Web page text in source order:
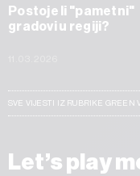
Postoje li "pametni"
gradovi u regiji?
SVE VIJESTI IZ RUBRIKE GREEN
Let’s play